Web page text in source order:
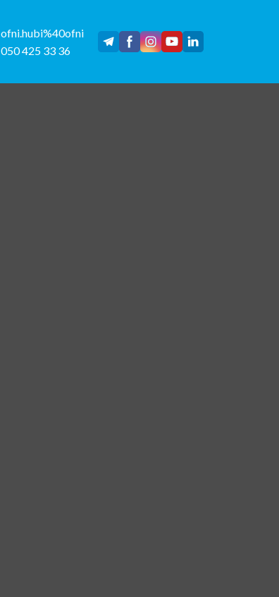
ofni.hubi%40ofni
050 425 33 36